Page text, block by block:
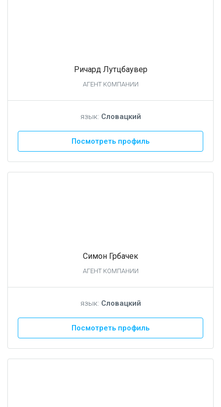
Ричард Лутцбаувер
АГЕНТ КОМПАНИИ
язык: Словацкий
Посмотреть профиль
Симон Грбачек
АГЕНТ КОМПАНИИ
язык: Словацкий
Посмотреть профиль